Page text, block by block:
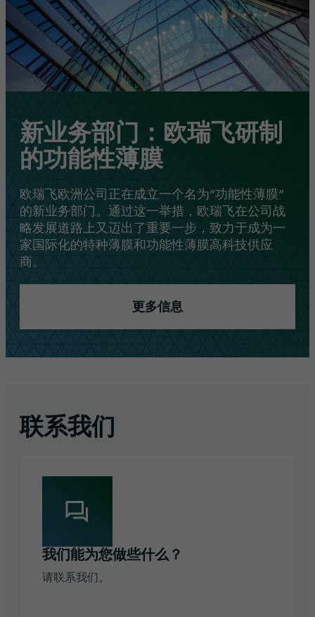
新业务部门：欧瑞飞研制
的功能性薄膜
欧瑞飞欧洲公司正在成立一个名为“功能性薄膜”
的新业务部门。通过这一举措，欧瑞飞在公司战
略发展道路上又迈出了重要一步，致力于成为一
家国际化的特种薄膜和功能性薄膜高科技供应
商。
更多信息
联系我们
我们能为您做些什么？
请联系我们。